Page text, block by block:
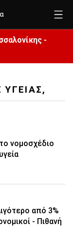
-
νομοσχέδιο
από 3%
- Πιθανή